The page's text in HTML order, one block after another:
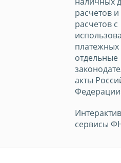
расчетов
расчетов с
платежных
отдельные
акты
сервисы